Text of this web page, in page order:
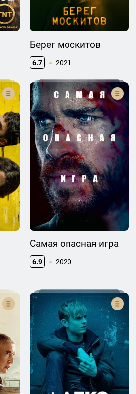
Берег москитов
6.7 2021
Самая опасная игра
6.9 2020